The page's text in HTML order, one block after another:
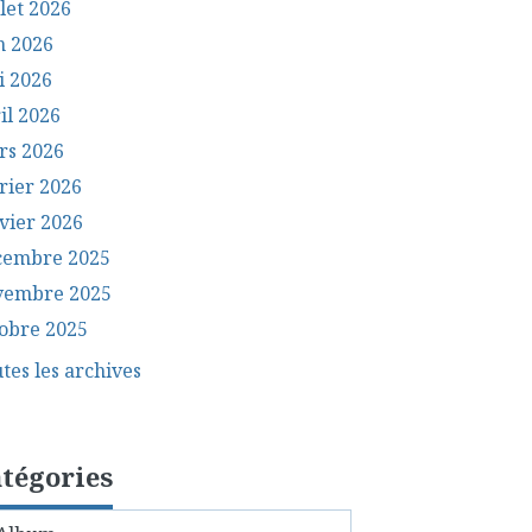
2026
2026
2026
2026
2026
2026
2026
2025
2025
2025
les archives